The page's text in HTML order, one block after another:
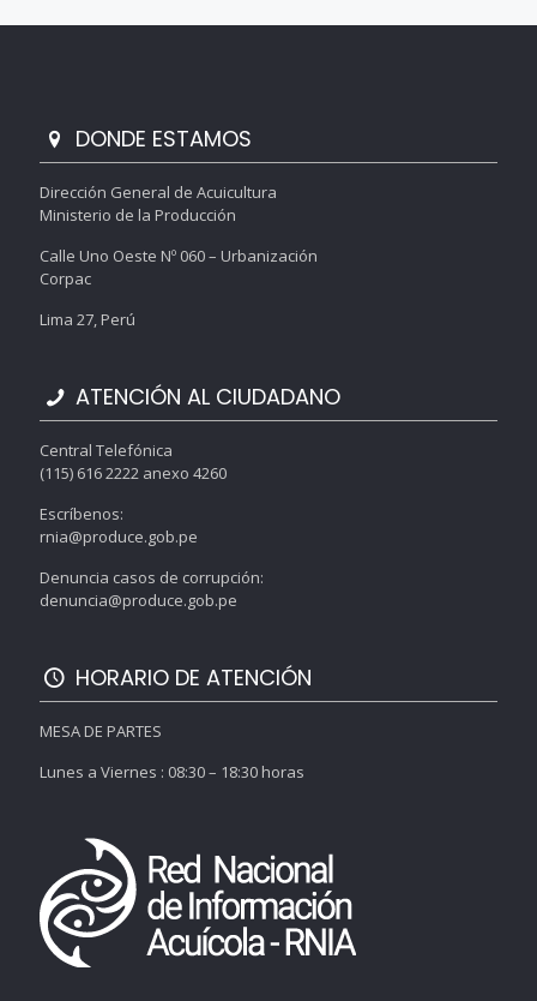
DONDE ESTAMOS
Dirección General de Acuicultura
Ministerio de la Producción
Calle Uno Oeste Nº 060 – Urbanización
Corpac
Lima 27, Perú
ATENCIÓN AL CIUDADANO
Central Telefónica
(115) 616 2222 anexo 4260
Escríbenos:
rnia@produce.gob.pe
Denuncia casos de corrupción:
denuncia@produce.gob.pe
HORARIO DE ATENCIÓN
MESA DE PARTES
Lunes a Viernes : 08:30 – 18:30 horas